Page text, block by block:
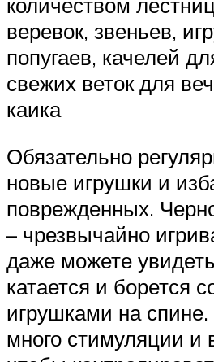
количеством
веревок, звеньев,
попугаев, качелей
свежих веток для
каика
Обязательно
новые игрушки и
поврежденных.
– чрезвычайно
даже можете
катается и борется
игрушками на
много стимуляции и